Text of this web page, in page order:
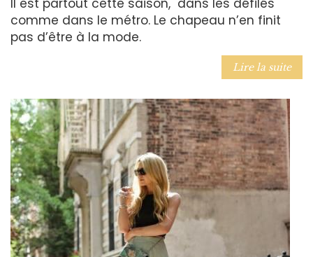
Il est partout cette saison, dans les défilés
comme dans le métro. Le chapeau n’en finit
pas d’être à la mode.
Lire la suite